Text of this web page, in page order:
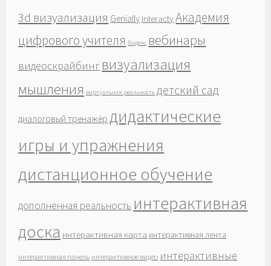
3d визуализация Genially Interacty Академия
цифрового учителя Яндекс вебинары
видеоскрайбинг визуализация
мышления виртуальная реальность детский сад
диалоговый тренажёр дидактические
игры и упражнения
дистанционное обучение
дополненная реальность интерактивная
доска интерактивная карта интерактивная лента
интерактивная панель интерактивное видео интерактивные